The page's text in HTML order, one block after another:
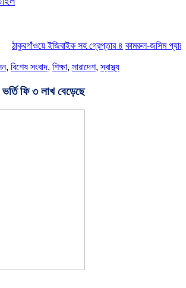
ইজিবাইক সহ গ্রেপ্তার ৪ কামরুল-জসিম প্যানেলের
, বিশেষ সংবাদ, শিক্ষা, সারাদেশ,স্বাস্থ্য
ফি ৩ লাখ বেড়েছে